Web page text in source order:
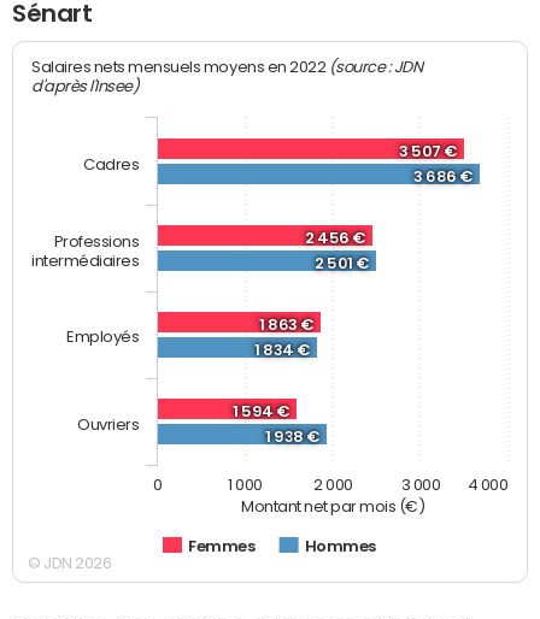
Sénart
Montant net par mois (€)
Salaires nets mensuels moyens en 2022 (source : JDN
d'après l'Insee)
3 507 €
2 456 €
1 863 €
1 594 €
3 686 €
2 501 €
1 834 €
1 938 €
Femmes Hommes
Cadres
Professions
intermédiaires
Employés
Ouvriers
0 1 000 2 000 3 000 4 000
© JDN 2026